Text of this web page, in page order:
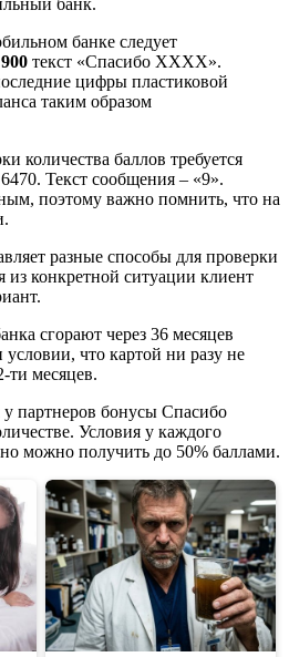
банке следует
900 текст «Спасибо ХХХХ».
цифры пластиковой
таким образом
количества баллов требуется
Текст сообщения – «9».
поэтому важно помнить, что на
разные способы для проверки
из конкретной ситуации клиент
сгорают через 36 месяцев
что картой ни разу не
ти месяцев.
партнеров бонусы Спасибо
Условия у каждого
можно получить до 50% баллами.